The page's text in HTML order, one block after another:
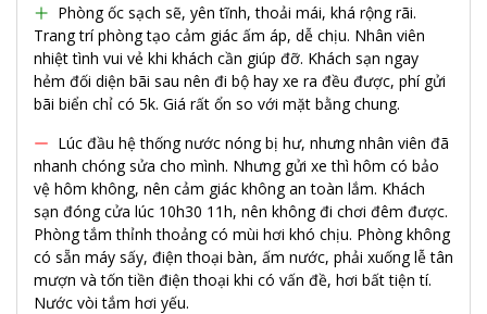
Phòng ốc sạch sẽ, yên tĩnh, thoải mái, khá rộng rãi.
Trang trí phòng tạo cảm giác ấm áp, dễ chịu. Nhân viên
nhiệt tình vui vẻ khi khách cần giúp đỡ. Khách sạn ngay
hẻm đối diện bãi sau nên đi bộ hay xe ra đều được, phí gửi
bãi biển chỉ có 5k. Giá rất ổn so với mặt bằng chung.
Lúc đầu hệ thống nước nóng bị hư, nhưng nhân viên đã
nhanh chóng sửa cho mình. Nhưng gửi xe thì hôm có bảo
vệ hôm không, nên cảm giác không an toàn lắm. Khách
sạn đóng cửa lúc 10h30 11h, nên không đi chơi đêm được.
Phòng tắm thỉnh thoảng có mùi hơi khó chịu. Phòng không
có sẵn máy sấy, điện thoại bàn, ấm nước, phải xuống lễ tân
mượn và tốn tiền điện thoại khi có vấn đề, hơi bất tiện tí.
Nước vòi tắm hơi yếu.